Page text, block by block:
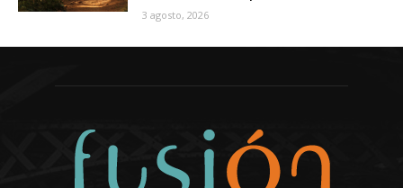
3 agosto, 2026